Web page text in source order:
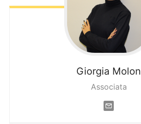
Giorgia Molon
Associata